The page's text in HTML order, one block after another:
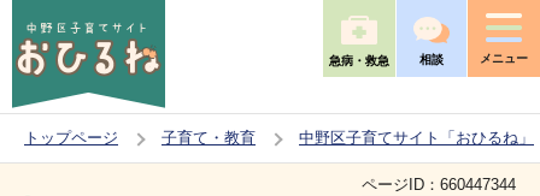
の
ー
急病・救急 相談 メニュー
トップページ 子育て・教育 中野区子育てサイト「おひるね」
ページID： 660447344